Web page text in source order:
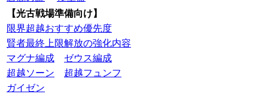
【光古戦場準備向け】
限界超越おすすめ優先度
賢者最終上限解放の強化内容
マグナ編成
ゼウス編成
超越ソーン
超越フュンフ
ガイゼン